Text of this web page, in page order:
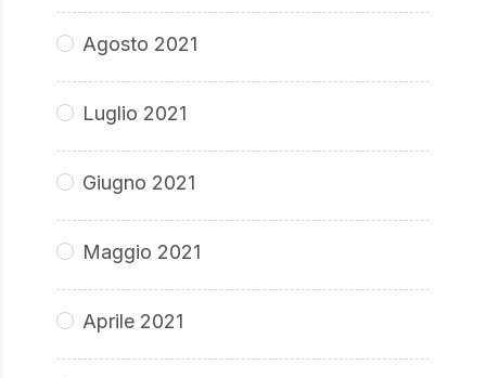
Agosto 2021
Luglio 2021
Giugno 2021
Maggio 2021
Aprile 2021